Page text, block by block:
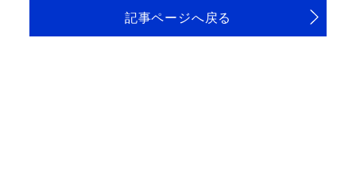
記事ページへ戻る